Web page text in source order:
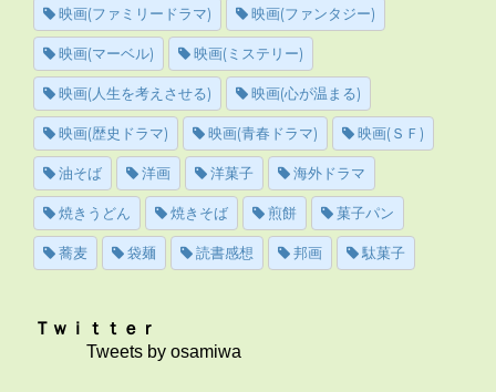
映画(ファミリードラマ) 映画(ファンタジー)
映画(マーベル) 映画(ミステリー)
映画(人生を考えさせる) 映画(心が温まる)
映画(歴史ドラマ) 映画(青春ドラマ) 映画(ＳＦ)
油そば 洋画 洋菓子 海外ドラマ
焼きうどん 焼きそば 煎餅 菓子パン
蕎麦 袋麺 読書感想 邦画 駄菓子
Ｔｗｉｔｔｅｒ
Tweets by osamiwa